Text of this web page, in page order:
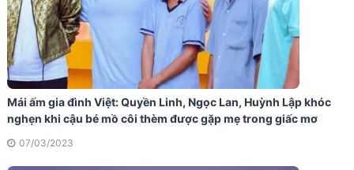
Mái ấm gia đình Việt: Quyền Linh, Ngọc Lan, Huỳnh Lập khóc
nghẹn khi cậu bé mồ côi thèm được gặp mẹ trong giấc mơ
07/03/2023